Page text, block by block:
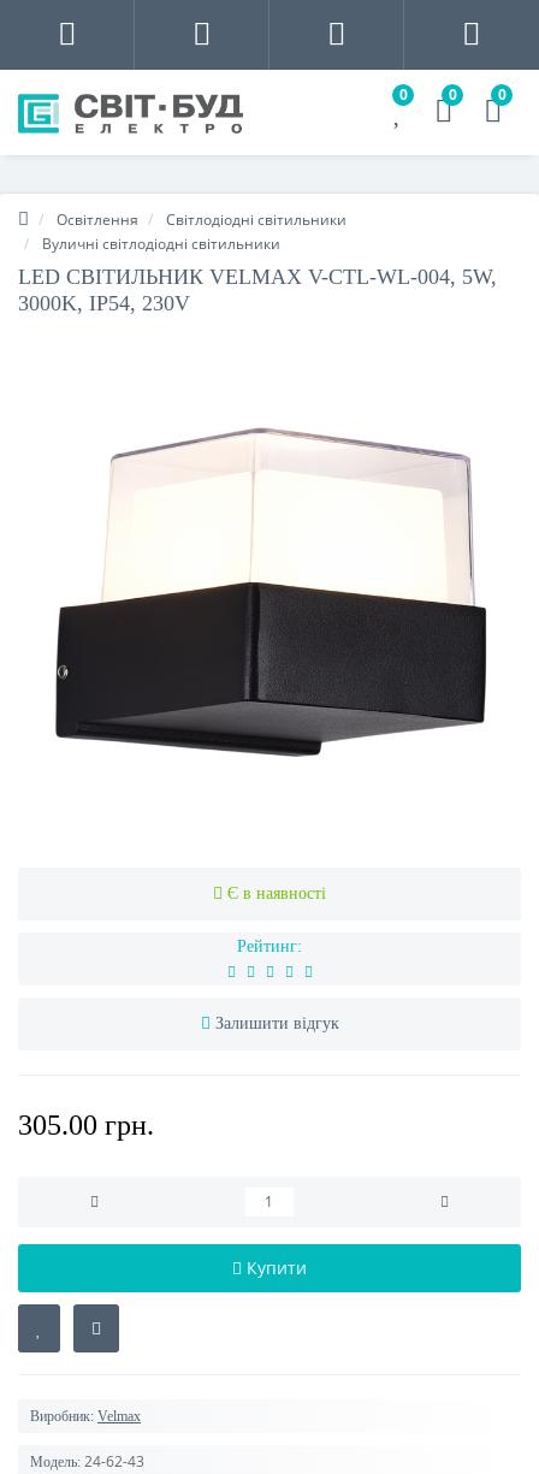
0 0 0
Освітлення
Світлодіодні світильники
Вуличні світлодіодні світильники
LED СВІТИЛЬНИК VELMAX V-CTL-WL-004, 5W,
3000K, IP54, 230V
Є в наявності
Рейтинг:
Залишити відгук
305.00 грн.
Купити
Виробник: Velmax
Модель: 24-62-43